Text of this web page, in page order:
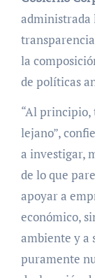
administrada
la
de políticas
“Al principio,
lejano”,
a investigar,
de lo que
apoyar a
económico,
ambiente y a
puramente